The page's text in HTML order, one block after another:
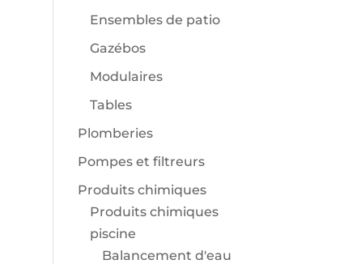
Ensembles de patio
Gazébos
Modulaires
Tables
Plomberies
Pompes et filtreurs
Produits chimiques
Produits chimiques
piscine
Balancement d'eau